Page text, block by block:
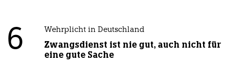
6 Wehrplicht in Deutschland
Zwangsdienst ist nie gut, auch nicht für
eine gute Sache